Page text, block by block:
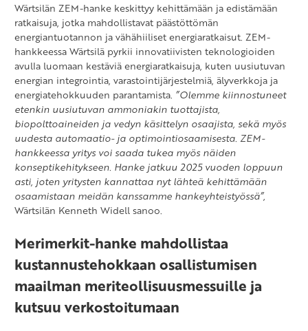
Wärtsilän ZEM-hanke keskittyy kehittämään ja edistämään
ratkaisuja, jotka mahdollistavat päästöttömän
energiantuotannon ja vähähiiliset energiaratkaisut. ZEM-
hankkeessa Wärtsilä pyrkii innovatiivisten teknologioiden
avulla luomaan kestäviä energiaratkaisuja, kuten uusiutuvan
energian integrointia, varastointijärjestelmiä, älyverkkoja ja
energiatehokkuuden parantamista. ”Olemme kiinnostuneet
etenkin uusiutuvan ammoniakin tuottajista,
biopolttoaineiden ja vedyn käsittelyn osaajista, sekä myös
uudesta automaatio- ja optimointiosaamisesta. ZEM-
hankkeessa yritys voi saada tukea myös näiden
konseptikehitykseen. Hanke jatkuu 2025 vuoden loppuun
asti, joten yritysten kannattaa nyt lähteä kehittämään
osaamistaan meidän kanssamme hankeyhteistyössä”,
Wärtsilän Kenneth Widell sanoo.
Merimerkit-hanke mahdollistaa
kustannustehokkaan osallistumisen
maailman meriteollisuusmessuille ja
kutsuu verkostoitumaan